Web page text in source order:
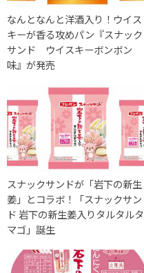
なんとなんと洋酒入り！ウイス
キーが香る攻めパン『スナック
サンド ウイスキーボンボン
味』が発売
スナックサンドが「岩下の新生
姜」とコラボ！「スナックサン
ド 岩下の新生姜入りタルタルタ
マゴ」誕生